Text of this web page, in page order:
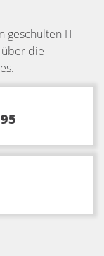
geschulten IT-
die